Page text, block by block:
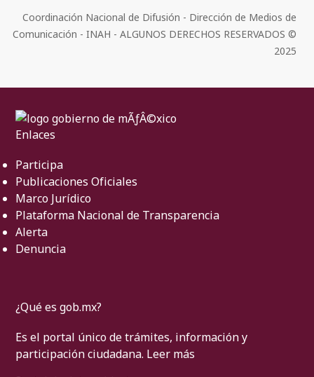
Coordinación Nacional de Difusión - Dirección de Medios de
Comunicación - INAH - ALGUNOS DERECHOS RESERVADOS ©
2025
Enlaces
Participa
Publicaciones Oficiales
Marco Jurídico
Plataforma Nacional de Transparencia
Alerta
Denuncia
¿Qué es gob.mx?
Es el portal único de trámites, información y
participación ciudadana. Leer más